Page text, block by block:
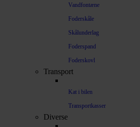
Vandfontæne
Foderskåle
Skålunderlag
Foderspand
Foderskovl
Transport
Kat i bilen
Transportkasser
Diverse